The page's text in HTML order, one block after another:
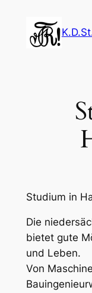
springen
Studium in
Die
bietet gute
und Leben.
Von